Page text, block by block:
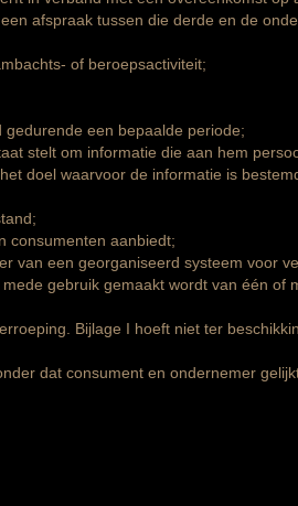
afspraak tussen die derde en de
of beroepsactiviteit;
een bepaalde periode;
stelt om informatie die aan hem
doel waarvoor de informatie is
consumenten aanbiedt;
van een georganiseerd systeem voor
gebruik gemaakt wordt van één of
Bijlage I hoeft niet ter
dat consument en ondernemer